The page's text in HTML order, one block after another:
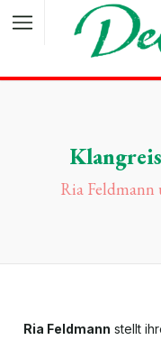
Ria
Ria Feldmann stellt